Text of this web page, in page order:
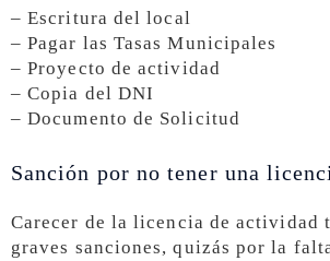
– Escritura del local
– Pagar las Tasas Municipales
– Proyecto de actividad
– Copia del DNI
– Documento de Solicitud
Sanción por no tener una
Carecer de la licencia de actividad
graves sanciones, quizás por la